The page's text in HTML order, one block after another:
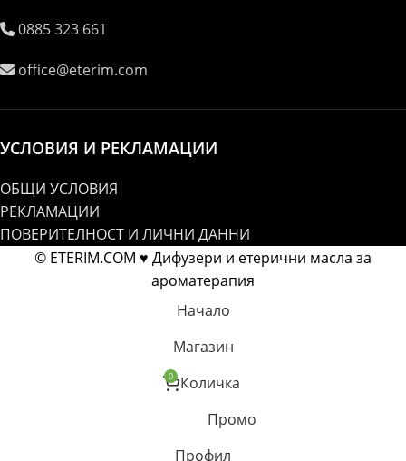
0885 323 661
office@eterim.com
УСЛОВИЯ И РЕКЛАМАЦИИ
ОБЩИ УСЛОВИЯ
РЕКЛАМАЦИИ
ПОВЕРИТЕЛНОСТ И ЛИЧНИ ДАННИ
© ETERIM.COM ♥ Дифузери и етерични масла за
ароматерапия
Начало
Магазин
0 Количка
Промо
Профил